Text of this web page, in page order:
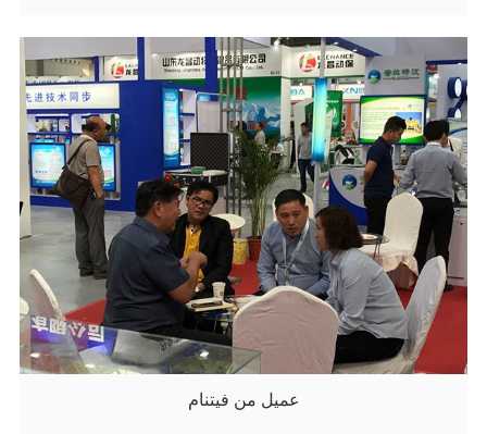
عميل من فيتنام